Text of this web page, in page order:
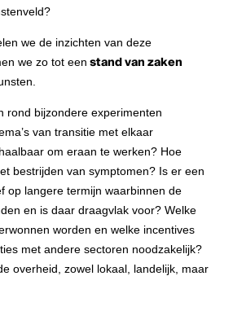
we de inzichten van deze
we zo tot een stand van zaken
rond bijzondere experimenten
van transitie met elkaar
om eraan te werken? Hoe
bestrijden van symptomen? Is er een
op langere termijn waarbinnen de
en is daar draagvlak voor? Welke
worden en welke incentives
met andere sectoren noodzakelijk?
overheid, zowel lokaal, landelijk, maar